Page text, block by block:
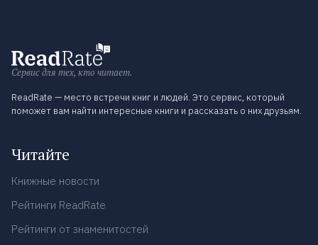
Сервис для тех, кто читает.
ReadRate — место встречи книг и людей. Это сервис, который
поможет вам найти интересные книги и рассказать о них друзьям.
Читайте
Книжные новости
Рейтинги ReadRate
Рейтинги от знаменитостей